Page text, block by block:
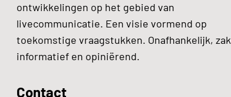
ontwikkelingen op het gebied van
livecommunicatie. Een visie vormend op
toekomstige vraagstukken. Onafhankelijk,
informatief en opiniërend.
Contact